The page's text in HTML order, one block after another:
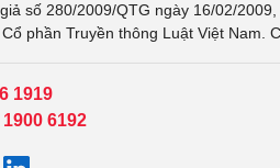
số 280/2009/QTG ngày 16/02/
phần Truyền thông Luật Việt Nam.
1919
1900 6192